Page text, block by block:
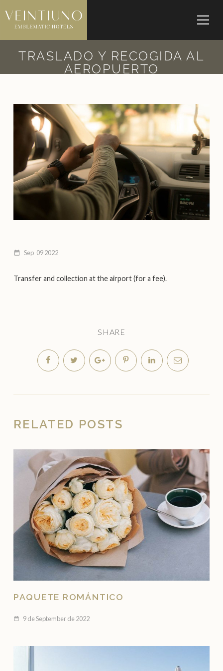
TRASLADO Y RECOGIDA AL
AEROPUERTO
date_range Sep 092022
Transfer and collection at the airport (for a fee).
SHARE
RELATED POSTS
PAQUETE ROMÁNTICO
date_range 9 de September de 2022